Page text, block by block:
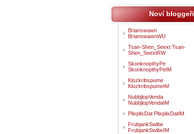
Noví bloggeři
Brianswawn
BrianswawnWU
Tsan-Shen_Seext Tsan-
Shen_SeextRW
SkonknopthyPe
SkonknopthyPeIM
Klozkribspume
KlozkribspumeIM
NubbjlopVenda
NubbjlopVendaIM
PlixplixDat PlixplixDatIM
FrubjankSwibe
FrubjankSwibeIM